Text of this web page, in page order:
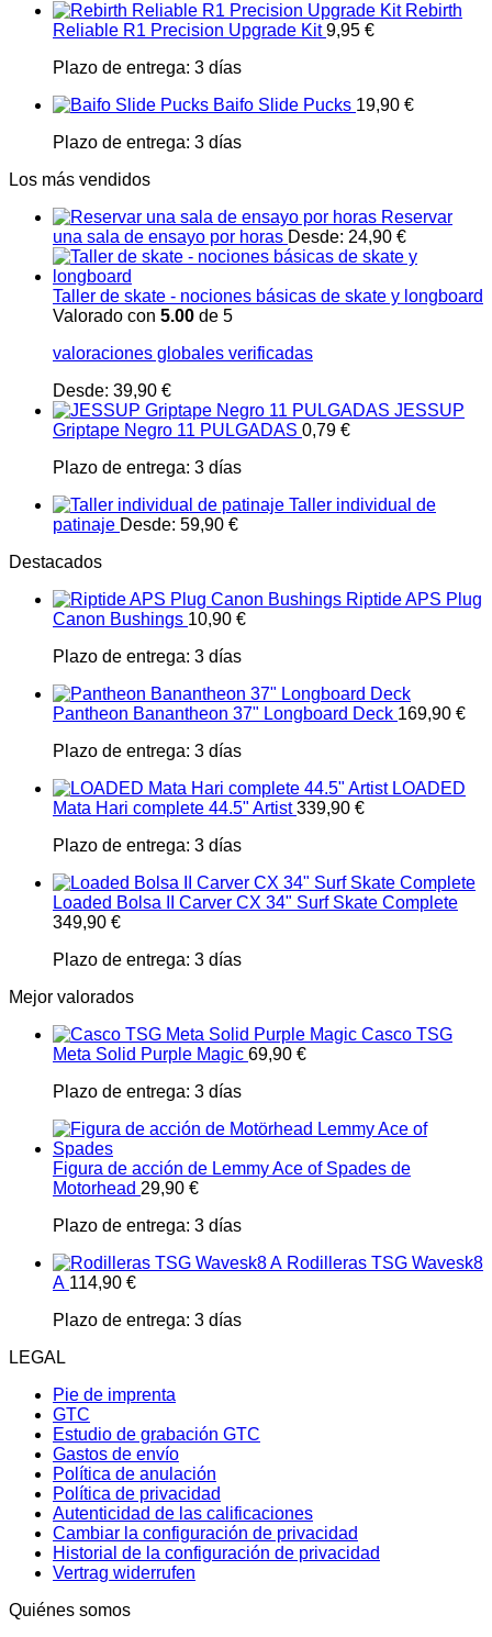
Rebirth
Reliable R1 Precision Upgrade Kit 9,95 €
Plazo de entrega: 3 días
Baifo Slide Pucks 19,90 €
Plazo de entrega: 3 días
Los más vendidos
Reservar
una sala de ensayo por horas Desde: 24,90 €
Taller de skate - nociones básicas de skate y longboard
Valorado con 5.00 de 5
valoraciones globales verificadas
Desde: 39,90 €
JESSUP
Griptape Negro 11 PULGADAS 0,79 €
Plazo de entrega: 3 días
Taller individual de
patinaje Desde: 59,90 €
Destacados
Riptide APS Plug
Canon Bushings 10,90 €
Plazo de entrega: 3 días
Pantheon Banantheon 37" Longboard Deck 169,90 €
Plazo de entrega: 3 días
LOADED
Mata Hari complete 44.5" Artist 339,90 €
Plazo de entrega: 3 días
Loaded Bolsa II Carver CX 34" Surf Skate Complete
349,90 €
Plazo de entrega: 3 días
Mejor valorados
Casco TSG
Meta Solid Purple Magic 69,90 €
Plazo de entrega: 3 días
Figura de acción de Lemmy Ace of Spades de
Motorhead 29,90 €
Plazo de entrega: 3 días
Rodilleras TSG Wavesk8
A 114,90 €
Plazo de entrega: 3 días
LEGAL
Pie de imprenta
GTC
Estudio de grabación GTC
Gastos de envío
Política de anulación
Política de privacidad
Autenticidad de las calificaciones
Cambiar la configuración de privacidad
Historial de la configuración de privacidad
Vertrag widerrufen
Quiénes somos